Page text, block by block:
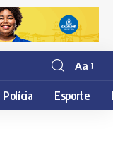
Resisor
de
fonte
Aa
Polícia Esporte